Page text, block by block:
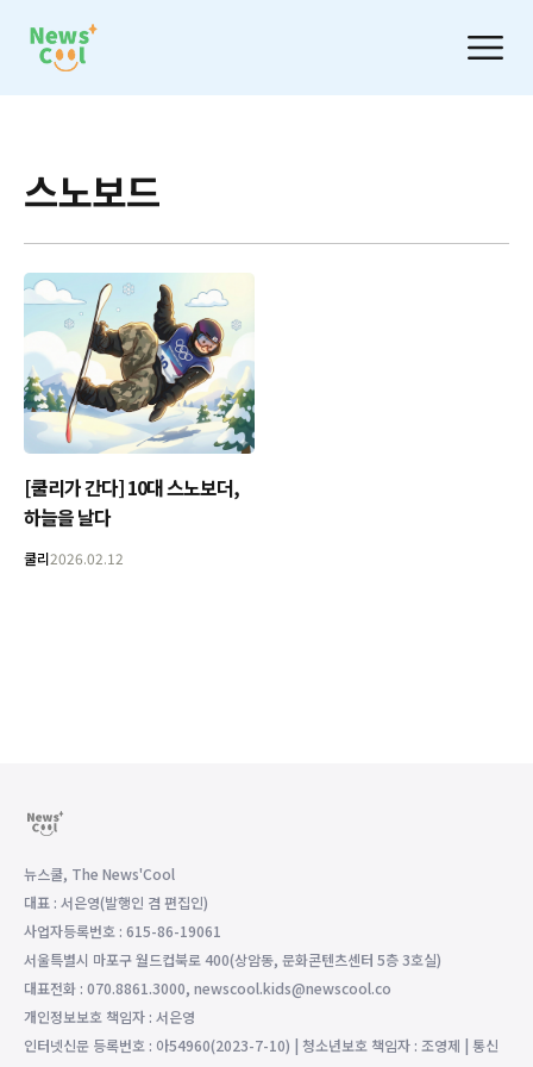
스노보드
[쿨리가 간다] 10대 스노보더,
하늘을 날다
쿨리2026.02.12
뉴스쿨, The News'Cool
대표 : 서은영(발행인 겸 편집인)
사업자등록번호 : 615-86-19061
서울특별시 마포구 월드컵북로 400(상암동, 문화콘텐츠센터 5층 3호실)
대표전화 : 070.8861.3000, newscool.kids@newscool.co
개인정보보호 책임자 : 서은영
인터넷신문 등록번호 : 아54960(2023-7-10) | 청소년보호 책임자 : 조영제 | 통신